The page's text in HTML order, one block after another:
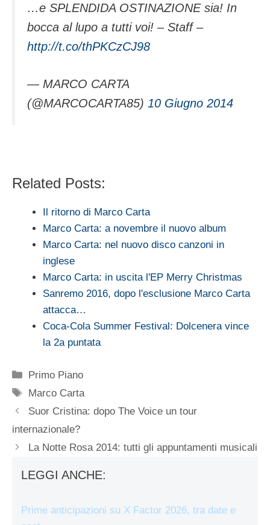
…e SPLENDIDA OSTINAZIONE sia! In
bocca al lupo a tutti voi! – Staff –
http://t.co/thPKCzCJ98
— MARCO CARTA
(@MARCOCARTA85) 10 Giugno 2014
Related Posts:
Il ritorno di Marco Carta
Marco Carta: a novembre il nuovo album
Marco Carta: nel nuovo disco canzoni in
inglese
Marco Carta: in uscita l'EP Merry Christmas
Sanremo 2016, dopo l'esclusione Marco Carta
attacca…
Coca-Cola Summer Festival: Dolcenera vince
la 2a puntata
Categorie
Primo Piano
Tag
Marco Carta
Suor Cristina: dopo The Voice un tour
internazionale?
La Notte Rosa 2014: tutti gli appuntamenti musicali
LEGGI ANCHE:
Prime anticipazioni su X Factor 2026, tra date e